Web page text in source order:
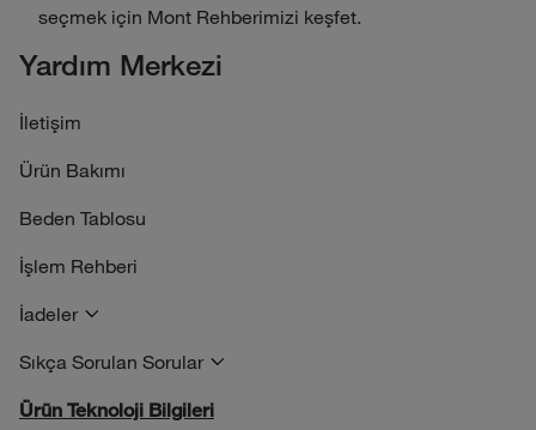
Yardım Merkezi
İletişim
Ürün Bakımı
Beden Tablosu
İşlem Rehberi
İadeler
Sıkça Sorulan Sorular
Ürün Teknoloji Bilgileri
seçmek için Mont Rehberimizi keşfet.